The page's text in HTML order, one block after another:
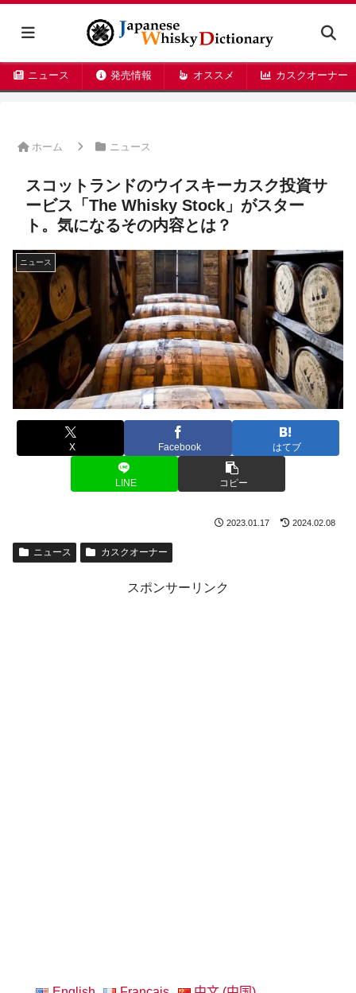
ニュース 発売情報 オススメ カスクオーナー
ホーム ニュース
スコットランドのウイスキーカスク投資サ
ービス「The Whisky Stock」がスター
ト。気になるその内容とは？
ニュース
X Facebook はてブ
LINE コピー
2023.01.17 2024.02.08
ニュース カスクオーナー
スポンサーリンク